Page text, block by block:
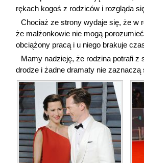
rękach kogoś z rodziców i rozgląda
Chociaż ze strony wydaje się, że w
że małżonkowie nie mogą
obciążony pracą i u niego brakuje
Mamy nadzieję, że rodzina potrafi z
drodze i żadne dramaty nie